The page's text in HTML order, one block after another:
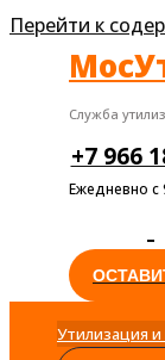
Перейти к
Служба
+7 966
Ежедневно с
Утилизация